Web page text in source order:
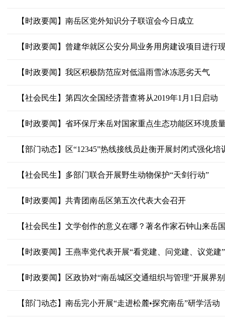
【时政要闻】南岳区党外知识分子联谊会今日成立
【时政要闻】曾建华就区公安分局业务用房建设项目进行
【时政要闻】我区积极防范应对低温雨雪冰冻恶劣天气
【社会民生】第四次全国经济普查将从2019年1月1日启动
【时政要闻】省环保厅来岳对国家重点生态功能区环境质
【部门动态】区“12345”热线接线员赴衡开展封闭式强化培
【社会民生】多部门联合开展野生动物保护“天剑行动”
【时政要闻】共青团南岳区第五次代表大会召开
【社会民生】文学创作的意义在哪？著名作家石钟山来岳
【时政要闻】区政协对“南岳城区交通组织与管理”开展界
【部门动态】南岳完小开展“走进松麓•探究南岳”研学活动